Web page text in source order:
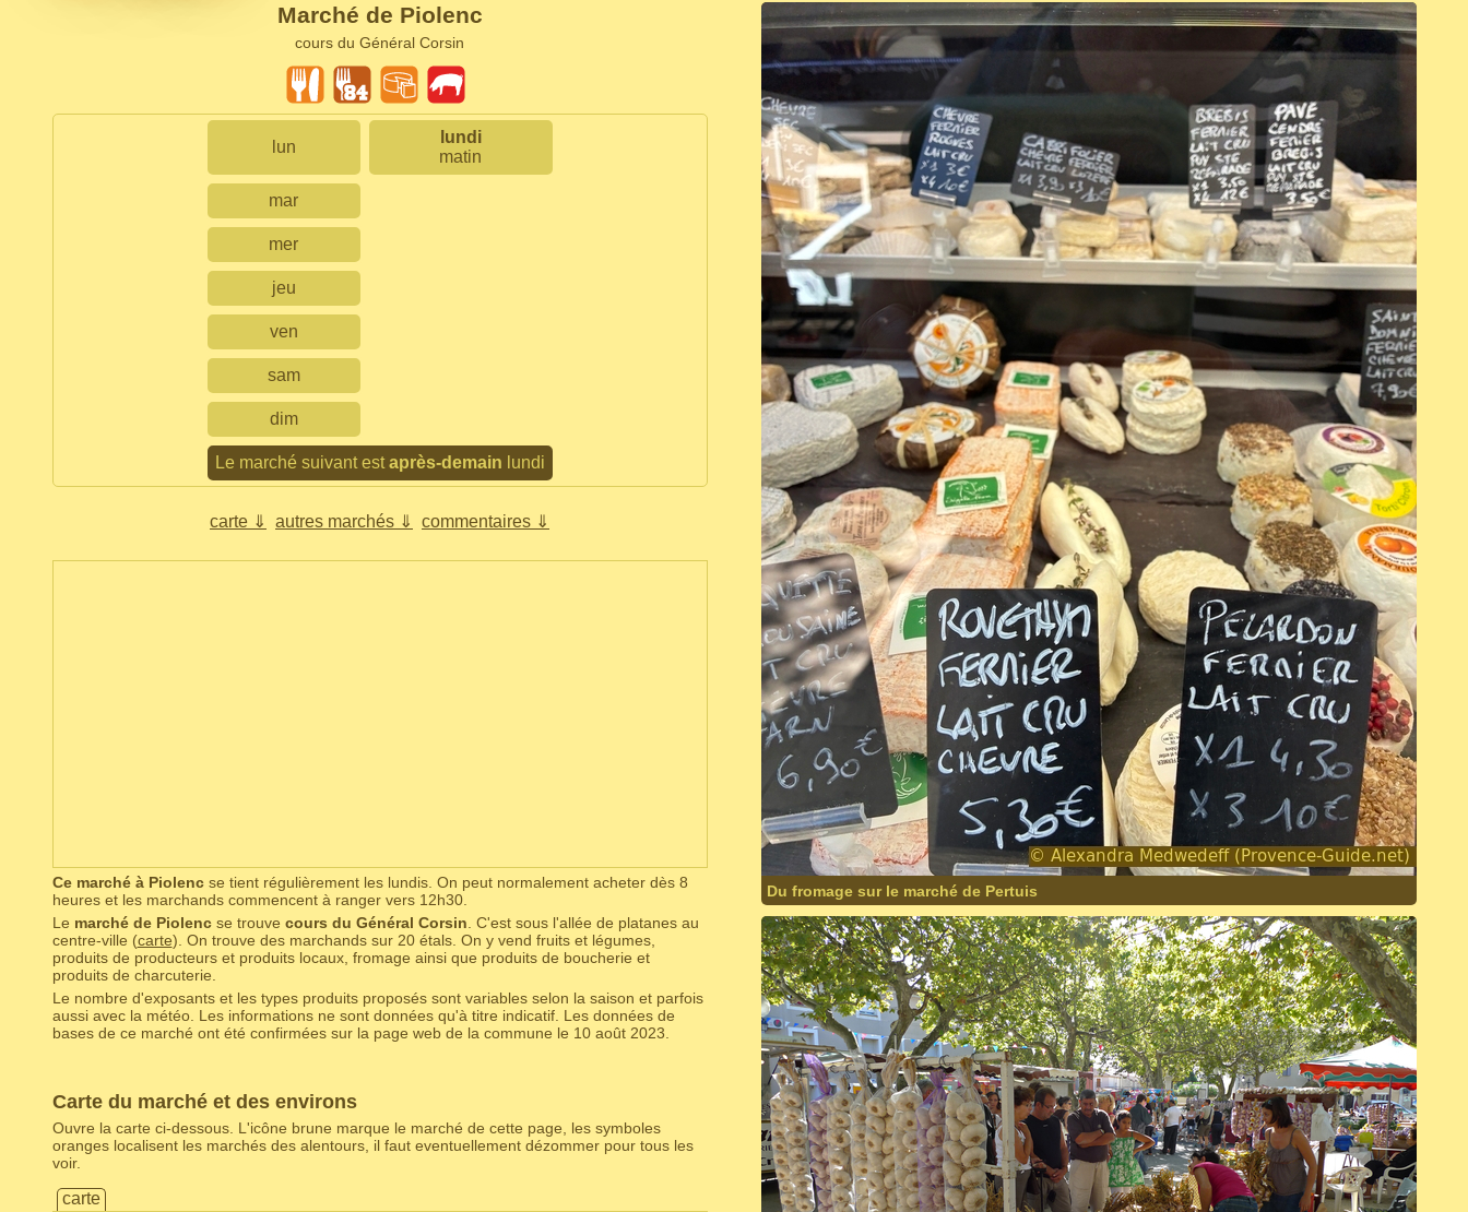
Marché de Piolenc
cours du Général Corsin
lun
lundi
matin
mar
mer
jeu
ven
sam
dim
Le marché suivant estaprès-demain lundi
carte ⇓ autres marchés ⇓ commentaires ⇓
Ce marché à Piolencse tient régulièrement les lundis. On peut normalement acheter dès 8
heures et les marchands commencent à ranger vers 12h30.
Le marché de Piolencse trouve cours du Général Corsin . C'est sous l'allée de platanes au
centre-ville (carte). On trouve des marchands sur 20 étals. On y vend fruits et légumes,
produits de producteurs et produits locaux, fromage ainsi que produits de boucherie et
produits de charcuterie.
Le nombre d'exposants et les types produits proposés sont variables selon la saison et parfois
aussi avec la météo. Les informations ne sont données qu'à titre indicatif. Les données de
bases de ce marché ont été confirmées sur la page web de la commune le 10 août 2023.
Carte du marché et des environs
Ouvre la carte ci-dessous. L'icône brune marque le marché de cette page, les symboles
oranges localisent les marchés des alentours, il faut eventuellement dézommer pour tous les
voir.
carte
Du fromage sur le marché de Pertuis